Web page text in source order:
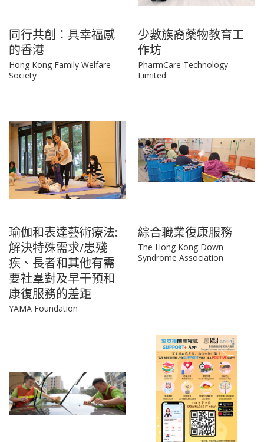
同行共創：具幸福感
的香港
Hong Kong Family Welfare
Society
少數族裔藥物教育工
作坊
PharmCare Technology
Limited
瑜伽和表達藝術療法:
解決特殊需求/患殘
疾、長者和其他有需
要社羣對及早干預和
康復服務的差距
YAMA Foundation
綜合職業復康服務
The Hong Kong Down
Syndrome Association